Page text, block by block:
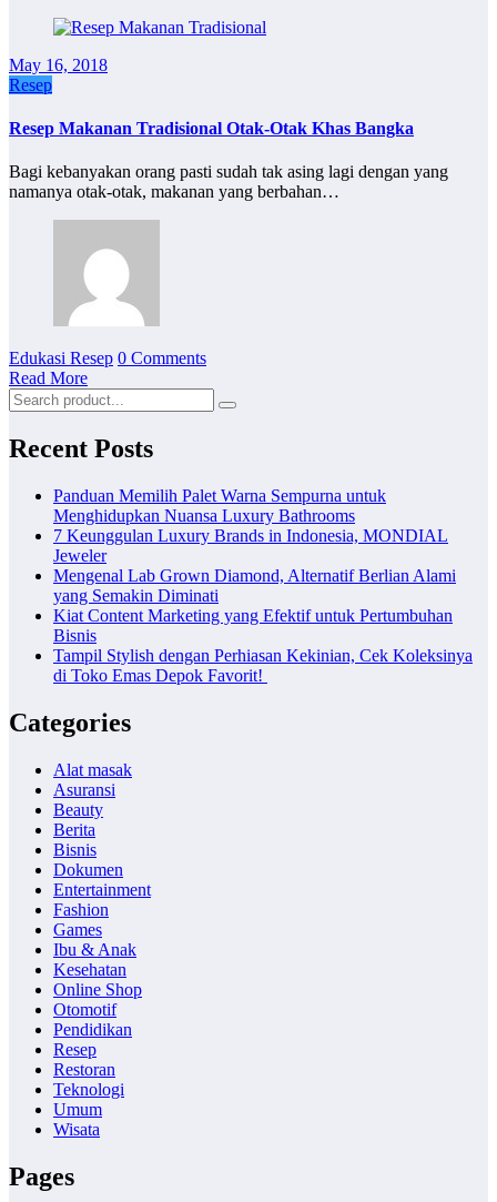
May 16, 2018
Resep
Resep Makanan Tradisional Otak-Otak Khas Bangka
Bagi kebanyakan orang pasti sudah tak asing lagi dengan yang
namanya otak-otak, makanan yang berbahan…
Edukasi Resep 0 Comments
Read More
Recent Posts
Panduan Memilih Palet Warna Sempurna untuk
Menghidupkan Nuansa Luxury Bathrooms
7 Keunggulan Luxury Brands in Indonesia, MONDIAL
Jeweler
Mengenal Lab Grown Diamond, Alternatif Berlian Alami
yang Semakin Diminati
Kiat Content Marketing yang Efektif untuk Pertumbuhan
Bisnis
Tampil Stylish dengan Perhiasan Kekinian, Cek Koleksinya
di Toko Emas Depok Favorit!
Categories
Alat masak
Asuransi
Beauty
Berita
Bisnis
Dokumen
Entertainment
Fashion
Games
Ibu & Anak
Kesehatan
Online Shop
Otomotif
Pendidikan
Resep
Restoran
Teknologi
Umum
Wisata
Pages